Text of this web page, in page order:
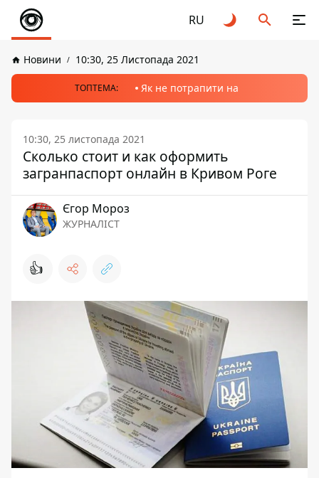
RU
Новини 10:30, 25 Листопада 2021
ТОПТЕМА: Як не потрапити на
10:30, 25 листопада 2021
Сколько стоит и как оформить
загранпаспорт онлайн в Кривом Роге
Єгор Мороз
ЖУРНАЛІСТ
👍